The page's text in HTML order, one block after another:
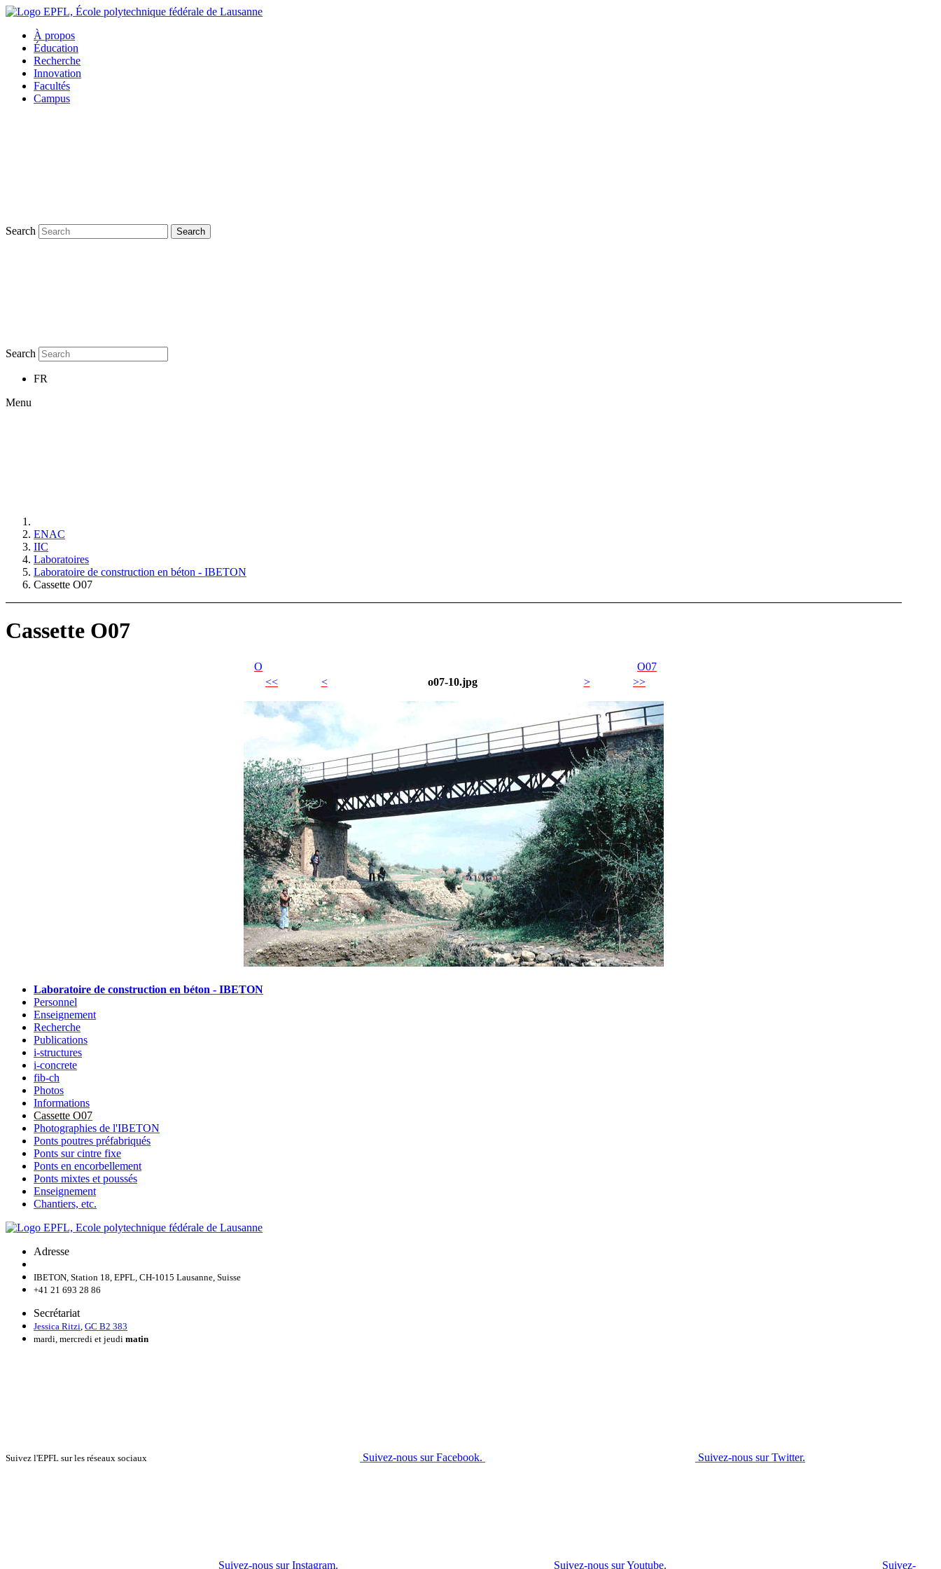
À propos
Éducation
Recherche
Innovation
Facultés
Campus
Search Search
Search
FR
Menu
ENAC
IIC
Laboratoires
Laboratoire de construction en béton - IBETON
Cassette O07
Cassette O07
O
O07
<<
< o07-10.jpg > >>
Laboratoire de construction en béton - IBETON
Personnel
Enseignement
Recherche
Publications
i-structures
i-concrete
fib-ch
Photos
Informations
Cassette O07
Photographies de l'IBETON
Ponts poutres préfabriqués
Ponts sur cintre fixe
Ponts en encorbellement
Ponts mixtes et poussés
Enseignement
Chantiers, etc.
Adresse
IBETON, Station 18, EPFL, CH-1015 Lausanne, Suisse
+41 21 693 28 86
Secrétariat
Jessica Ritzi GC B2 383
mardi, mercredi et jeudi matin
Suivez l'EPFL sur les réseaux sociaux Suivez-nous sur Facebook. Suivez-nous sur Twitter.
Suivez-nous sur Instagram. Suivez-nous sur Youtube. Suivez-